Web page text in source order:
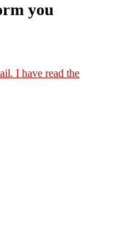
you
I have read the